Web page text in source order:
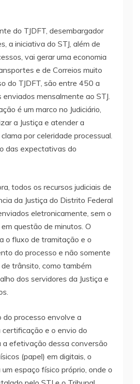
do TJDFT, desembargador
a iniciativa do STJ, além de
vai gerar uma economia
e de Correios muito
do TJDFT, são entre 450 a
mensalmente ao STJ.
é um marco no Judiciário,
a Justiça e atender a
por celeridade processual.
das expectativas do
todos os recursos judiciais de
da Justiça do Distrito Federal
eletronicamente, sem o
questão de minutos. O
o fluxo de tramitação e o
do processo e não somente
trânsito, como também
dos servidores da Justiça e
processo envolve a
certificação e o envio do
a efetivação dessa conversão
(papel) em digitais, o
espaço físico próprio, onde o